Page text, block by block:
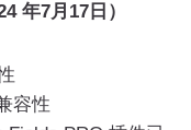
年7月17日）
容性